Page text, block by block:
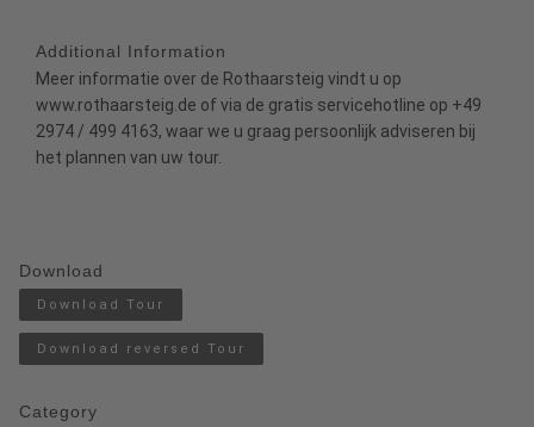
Additional Information
Meer informatie over de Rothaarsteig vindt u op
www.rothaarsteig.de of via de gratis servicehotline op +49
2974 / 499 4163, waar we u graag persoonlijk adviseren bij
het plannen van uw tour.
Download
Download Tour
Download reversed Tour
Category